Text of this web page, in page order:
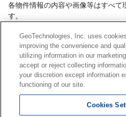
各物件情報の内容や画像等はすべて
す。
容や契約条件等について、 各情報
ご自身でご確認の上、判断してくだ
このコーナーへの物件情報のご掲載
ション等についての不動産会社様の
いたします。
GeoTechnologies, Inc. uses
improving the convenience and
utilizing information in our
accept or reject collecting
your discretion except information
functioning of our site.
Cookies